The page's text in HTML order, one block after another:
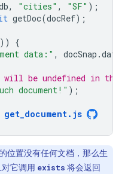
, "cities" , "SF" );
getDoc(docRef);
{
data:" , docSnap .data
will be undefined in this
document!" );
get_document. js
位置没有任何文档，那么生
它调用 exists 将会返回